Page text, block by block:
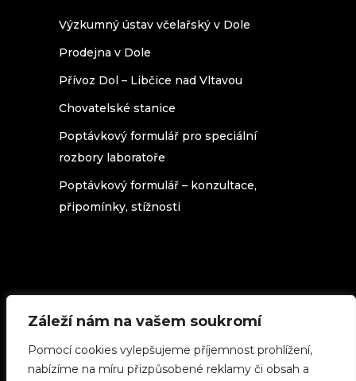
Záleží nám na vašem soukromí
Pomocí cookies vylepšujeme příjemnost prohlížení,
nabízíme na míru přizpůsobené reklamy či obsah a
Výzkumný ústav včelařský v Dole
Prodejna v Dole
Přívoz Dol – Libčice nad Vltavou
Chovatelské stanice
Poptávkový formulář pro speciální
rozbory laboratoře
Poptávkový formulář – konzultace,
připomínky, stížnosti
republika(použijete-li cokoliv z našich
stránek, uveďte zdroj.)